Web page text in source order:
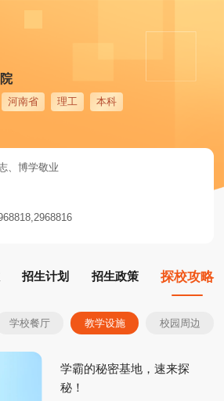
河南省 理工 本科
、博学敬业
2968816
招生计划 招生政策 探校攻略
学校餐厅 教学设施 校园周边
学霸的秘密基地，速来探
秘！